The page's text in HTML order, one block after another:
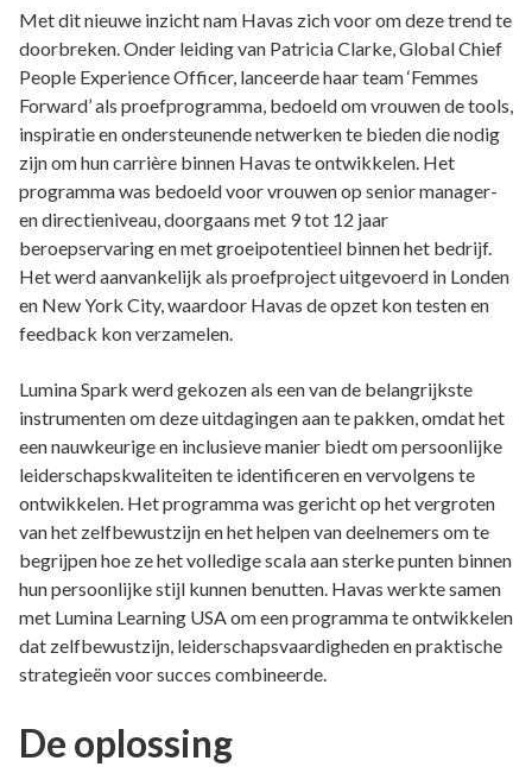
Met dit nieuwe inzicht nam Havas zich voor om deze trend te
doorbreken. Onder leiding van Patricia Clarke, Global Chief
People Experience Officer, lanceerde haar team ‘Femmes
Forward’ als proefprogramma, bedoeld om vrouwen de tools,
inspiratie en ondersteunende netwerken te bieden die nodig
zijn om hun carrière binnen Havas te ontwikkelen. Het
programma was bedoeld voor vrouwen op senior manager-
en directieniveau, doorgaans met 9 tot 12 jaar
beroepservaring en met groeipotentieel binnen het bedrijf.
Het werd aanvankelijk als proefproject uitgevoerd in Londen
en New York City, waardoor Havas de opzet kon testen en
feedback kon verzamelen.
Lumina Spark werd gekozen als een van de belangrijkste
instrumenten om deze uitdagingen aan te pakken, omdat het
een nauwkeurige en inclusieve manier biedt om persoonlijke
leiderschapskwaliteiten te identificeren en vervolgens te
ontwikkelen. Het programma was gericht op het vergroten
van het zelfbewustzijn en het helpen van deelnemers om te
begrijpen hoe ze het volledige scala aan sterke punten binnen
hun persoonlijke stijl kunnen benutten. Havas werkte samen
met Lumina Learning USA om een programma te ontwikkelen
dat zelfbewustzijn, leiderschapsvaardigheden en praktische
strategieën voor succes combineerde.
De oplossing